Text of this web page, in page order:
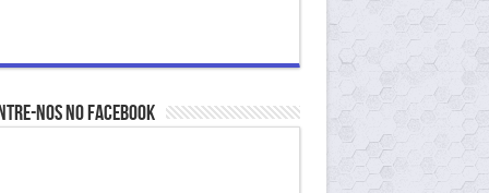
nos no Facebook